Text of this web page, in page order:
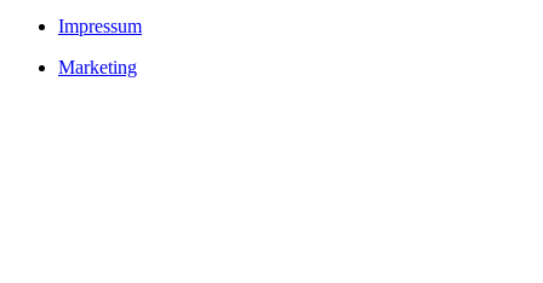
Impressum
Marketing